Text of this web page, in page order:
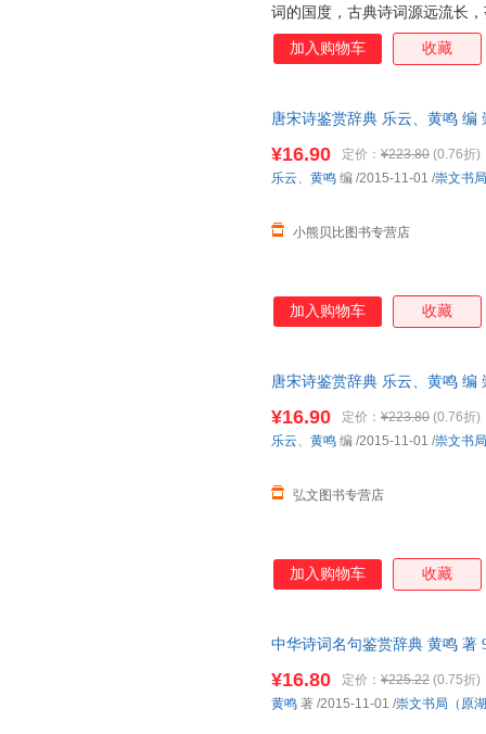
词的国度，古典诗词源远流长
《诗经》算起的三千多年诗史
艳，散发出永恒的艺术魅力。
头稍小，选目更精，辞赏文字
中学生及层次稍低的一般读者。
加入购物车 收藏
唐宋诗鉴赏辞典 乐云、黄鸣 编
¥16.90 定价： ¥223.80 (0.76折)
小熊贝比图书专营店
乐云、 黄鸣 编 /2015-11-01 /崇文书
加入购物车 收藏
唐宋诗鉴赏辞典 乐云、黄鸣 编
¥16.90 定价： ¥223.80 (0.76折)
弘文图书专营店
乐云、 黄鸣 编 /2015-11-01 /崇文书
加入购物车 收藏
中华诗词名句鉴赏辞典 黄鸣 著
¥16.80 定价： ¥225.22 (0.75折)
黄鸣 著 /2015-11-01 /崇文书局（原